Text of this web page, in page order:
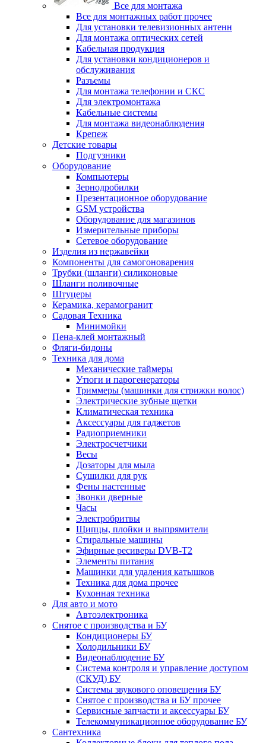
Все для монтажа
Все для монтажных работ прочее
Для установки телевизионных антенн
Для монтажа оптических сетей
Кабельная продукция
Для установки кондиционеров и
обслуживания
Разъемы
Для монтажа телефонии и СКС
Для электромонтажа
Кабельные системы
Для монтажа видеонаблюдения
Крепеж
Детские товары
Подгузники
Оборудование
Компьютеры
Зернодробилки
Презентационное оборудование
GSM устройства
Оборудование для магазинов
Измерительные приборы
Сетевое оборудование
Изделия из нержавейки
Компоненты для самогоноварения
Трубки (шланги) силиконовые
Шланги поливочные
Штуцеры
Керамика, керамогранит
Садовая Техника
Минимойки
Пена-клей монтажный
Фляги-бидоны
Техника для дома
Механические таймеры
Утюги и парогенераторы
Триммеры (машинки для стрижки волос)
Электрические зубные щетки
Климатическая техника
Аксессуары для гаджетов
Радиоприемники
Электросчетчики
Весы
Дозаторы для мыла
Сушилки для рук
Фены настенные
Звонки дверные
Часы
Электробритвы
Щипцы, плойки и выпрямители
Стиральные машины
Эфирные ресиверы DVB-T2
Элементы питания
Машинки для удаления катышков
Техника для дома прочее
Кухонная техника
Для авто и мото
Автоэлектроника
Снятое с производства и БУ
Кондиционеры БУ
Холодильники БУ
Видеонаблюдение БУ
Система контроля и управление доступом
(СКУД) БУ
Системы звукового оповещения БУ
Снятое с производства и БУ прочее
Сервисные запчасти и аксессуары БУ
Телекоммуникационное оборудование БУ
Сантехника